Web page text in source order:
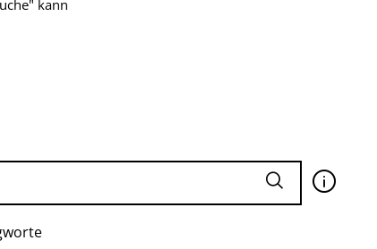
kann
🛈